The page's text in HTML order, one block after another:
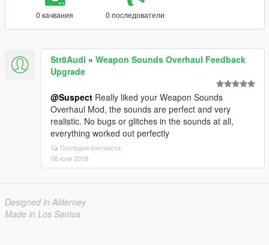
0 качвания 0 последователи
Str8Audi » Weapon Sounds Overhaul Feedback
Upgrade
@Suspect Really liked your Weapon Sounds
Overhaul Mod, the sounds are perfect and very
realistic. No bugs or glitches in the sounds at all,
everything worked out perfectly
Погледни контекста
06 юли 2018
Designed in Alderney
Made in Los Santos